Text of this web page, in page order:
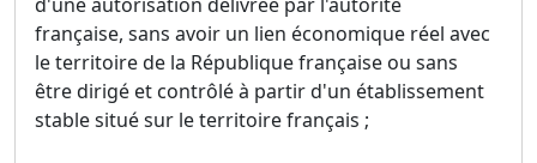
française, sans avoir un lien économique réel avec
le territoire de la République française ou sans
être dirigé et contrôlé à partir d'un établissement
stable situé sur le territoire français ;